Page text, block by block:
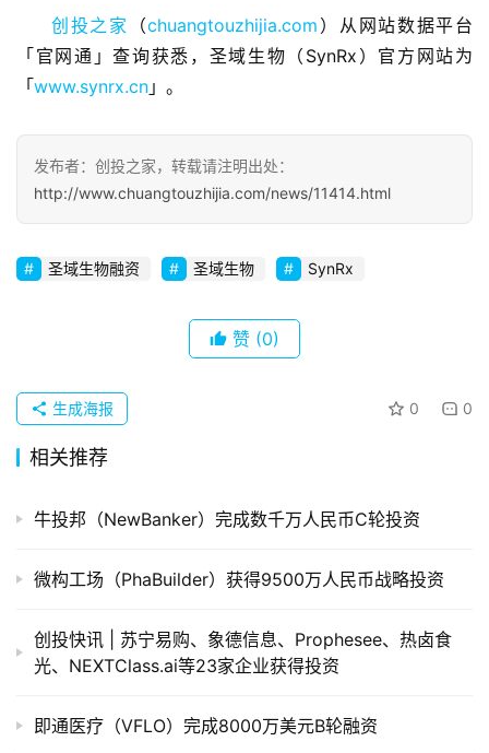
商
业
观
初
业
布
并
重
司
上
市
创
投稿
创投之家 （chuangtouzhijia.com ）从网站数据平台
「官网通」查询获悉，圣域生物（SynRx）官方网站为
「www.synrx.cn 」。
发布者：创投之家，转载请注明出处：
http://www.chuangtouzhijia.com/news/11414.html
圣域生物融资 圣域生物 SynRx
赞 (0)
0 0
生成海报
相关推荐
牛投邦（NewBanker）完成数千万人民币C轮投资
微构工场（PhaBuilder）获得9500万人民币战略投资
创投快讯 | 苏宁易购、​象德信息、Prophesee、热卤食
光、NEXTClass.ai等23家企业获得投资
即通医疗（VFLO）完成8000万美元B轮融资